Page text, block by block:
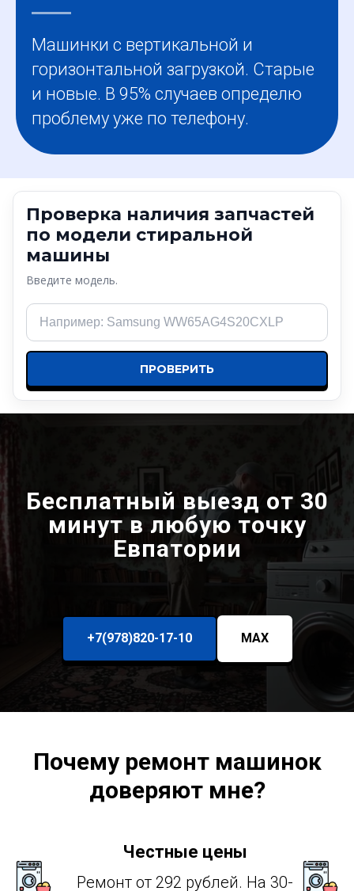
Машинки с вертикальной и
горизонтальной загрузкой. Старые
и новые. В 95% случаев определю
проблему уже по телефону.
Проверка наличия запчастей
по модели стиральной
машины
Введите модель.
ПРОВЕРИТЬ
Бесплатный выезд от 30
минут в любую точку
Евпатории
+7(978)820-17-10 MAX
Почему ремонт машинок
доверяют мне?
Честные цены
Ремонт от 292 рублей. На 30-